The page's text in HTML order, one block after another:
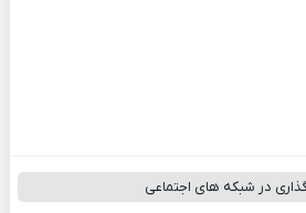
در شبکه های اجتماعی